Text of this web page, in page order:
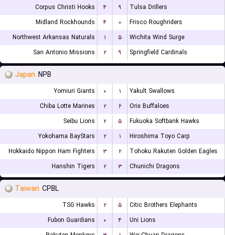
Corpus Christi Hooks
۴ ۹
Tulsa Drillers
Midland Rockhounds
۴ ۰
Frisco Roughriders
Northwest Arkansas Naturals
۱ ۵
Wichita Wind Surge
San Antonio Missions
۲ ۹ Springfield Cardinals
Japan NPB
Yomiuri Giants ۰ ۱
Yakult Swallows
Chiba Lotte Marines
۲ ۶
Orix Buffaloes
Seibu Lions
۲ ۵
Fukuoka Softbank Hawks
Yokohama BayStars
۲ ۱
Hiroshima Toyo Carp
Hokkaido Nippon Ham Fighters
۳ ۲
Tohoku Rakuten Golden Eagles
Hanshin Tigers
۲ ۳ Chunichi Dragons
Taiwan CPBL
TSG Hawks ۲ ۵
Citic Brothers Elephants
Fubon Guardians
۰ ۴
Uni Lions